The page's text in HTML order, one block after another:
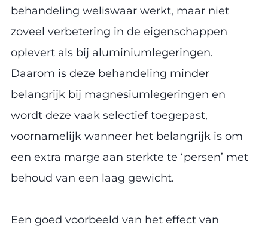
behandeling weliswaar werkt, maar niet
zoveel verbetering in de eigenschappen
oplevert als bij aluminiumlegeringen.
Daarom is deze behandeling minder
belangrijk bij magnesiumlegeringen en
wordt deze vaak selectief toegepast,
voornamelijk wanneer het belangrijk is om
een extra marge aan sterkte te ‘persen’ met
behoud van een laag gewicht.
Een goed voorbeeld van het effect van